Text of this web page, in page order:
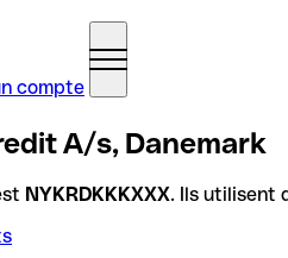
compte
A/s, Danemark
NYKRDKKKXXX. Ils utilisent